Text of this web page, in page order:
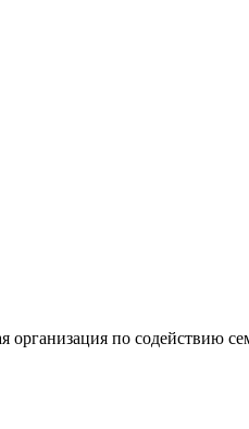
организация по содействию